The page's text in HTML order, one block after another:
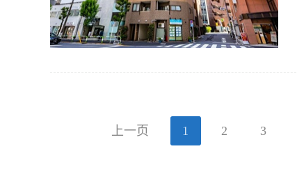
上一页 1 2 3